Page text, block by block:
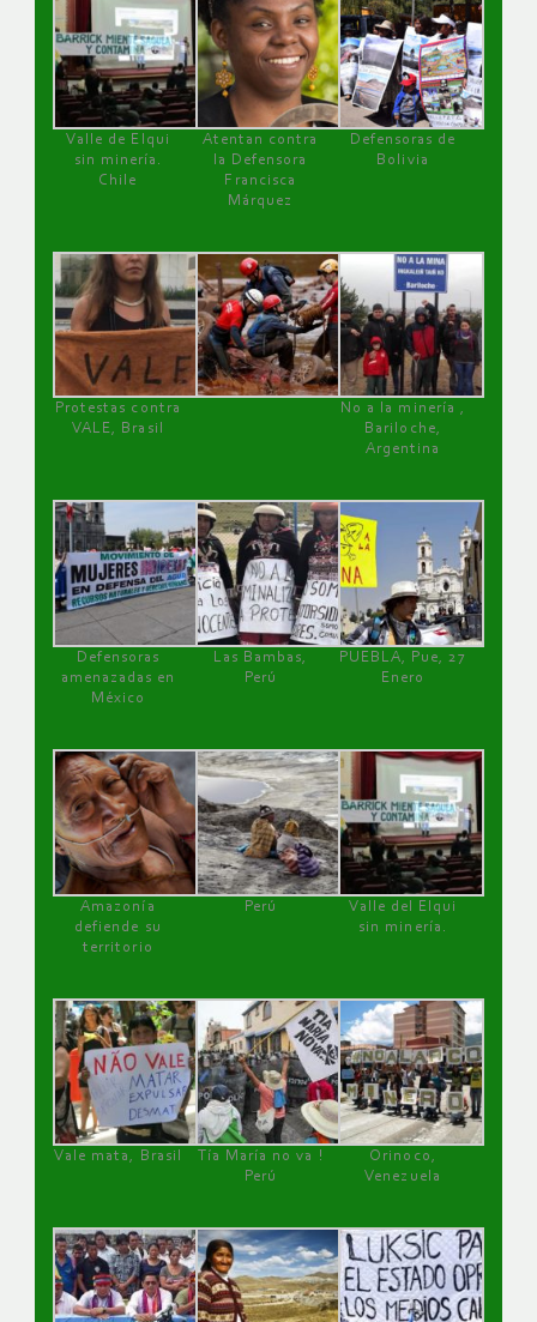
Valle de Elqui
sin minería.
Chile
Atentan contra
la Defensora
Francisca
Márquez
Defensoras de
Bolivia
Protestas contra
VALE, Brasil
No a la minería ,
Bariloche,
Argentina
Defensoras
amenazadas en
México
Las Bambas,
Perú
PUEBLA, Pue, 27
Enero
Amazonía
defiende su
territorio
Perú
Valle del Elqui
sin minería.
Vale mata, Brasil
Tía María no va !
Perú
Orinoco,
Venezuela